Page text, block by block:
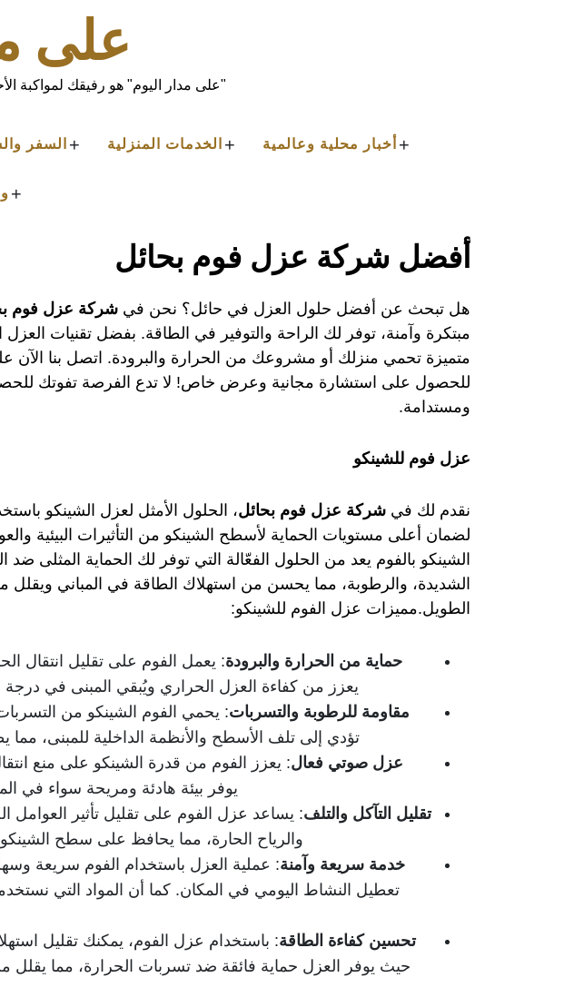
على
"على مدار اليوم" هو رفيقك لمواكبة
أخبار محلية وعالمية + الخدمات المنزلية + السفر +
+
أفضل شركة عزل فوم بحائل
هل تبحث عن أفضل حلول العزل في حائل؟ نحن في شركة عزل فوم
مبتكرة وآمنة، توفر لك الراحة والتوفير في الطاقة. بفضل تقنيات العزل
متميزة تحمي منزلك أو مشروعك من الحرارة والبرودة. اتصل بنا الآن
للحصول على استشارة مجانية وعرض خاص! لا تدع الفرصة تفوتك
ومستدامة.
عزل فوم للشينكو​
نقدم لك في شركة عزل فوم بحائل، الحلول الأمثل لعزل الشينكو
لضمان أعلى مستويات الحماية لأسطح الشينكو من التأثيرات البيئية
الشينكو بالفوم يعد من الحلول الفعّالة التي توفر لك الحماية المثلى ضد
الشديدة، والرطوبة، مما يحسن من استهلاك الطاقة في المباني ويقلل
الطويل.مميزات عزل الفوم للشينكو:
حماية من الحرارة والبرودة: يعمل الفوم على تقليل انتقال
يعزز من كفاءة العزل الحراري ويُبقي المبنى في
مقاومة للرطوبة والتسربات: يحمي الفوم الشينكو من التسربات
تؤدي إلى تلف الأسطح والأنظمة الداخلية للمبنى،
عزل صوتي فعال: يعزز الفوم من قدرة الشينكو على منع
يوفر بيئة هادئة ومريحة سواء في
تقليل التآكل والتلف: يساعد عزل الفوم على تقليل تأثير العوامل
والرياح الحارة، مما يحافظ على سطح
خدمة سريعة وآمنة: عملية العزل باستخدام الفوم سريعة
تعطيل النشاط اليومي في المكان. كما أن المواد التي
تحسين كفاءة الطاقة: باستخدام عزل الفوم، يمكنك تقليل
حيث يوفر العزل حماية فائقة ضد تسربات الحرارة، مما يقلل